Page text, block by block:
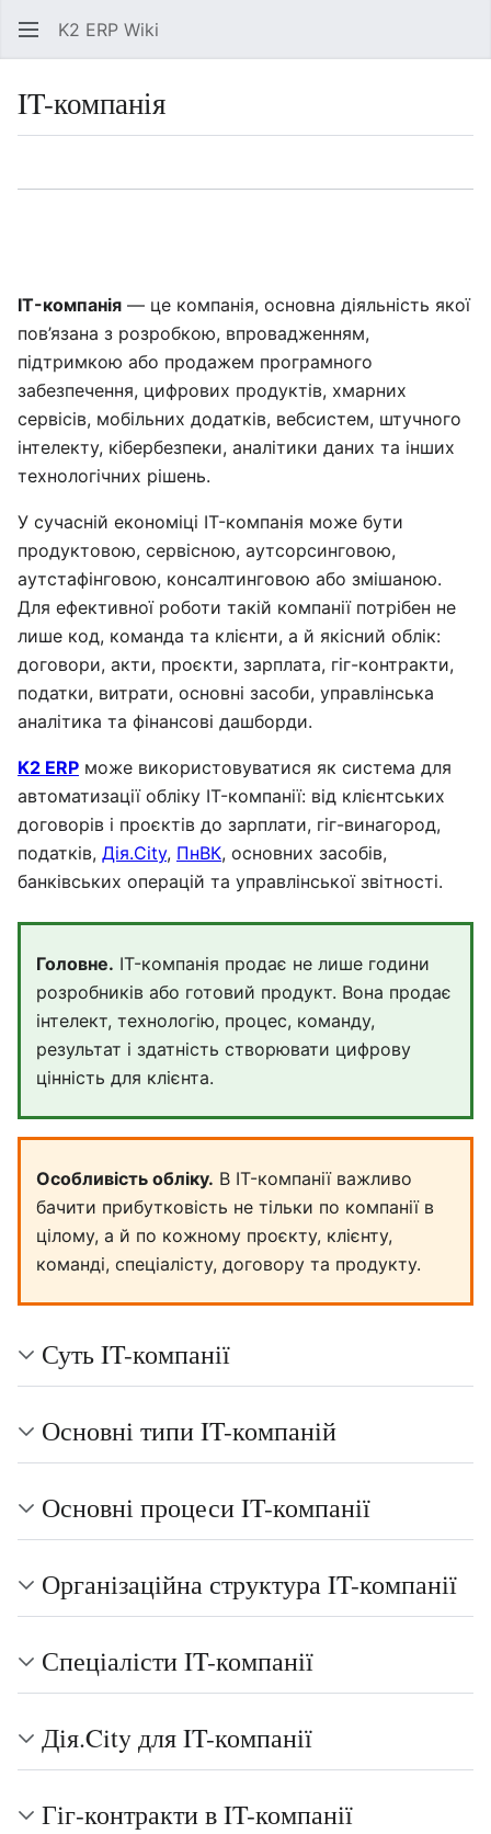
K2 ERP Wiki
IT-компанія
IT-компанія — це компанія, основна діяльність якої
пов’язана з розробкою, впровадженням,
підтримкою або продажем програмного
забезпечення, цифрових продуктів, хмарних
сервісів, мобільних додатків, вебсистем, штучного
інтелекту, кібербезпеки, аналітики даних та інших
технологічних рішень.
У сучасній економіці IT-компанія може бути
продуктовою, сервісною, аутсорсинговою,
аутстафінговою, консалтинговою або змішаною.
Для ефективної роботи такій компанії потрібен не
лише код, команда та клієнти, а й якісний облік:
договори, акти, проєкти, зарплата, гіг-контракти,
податки, витрати, основні засоби, управлінська
аналітика та фінансові дашборди.
K2 ERP може використовуватися як система для
автоматизації обліку IT-компанії: від клієнтських
договорів і проєктів до зарплати, гіг-винагород,
податків, Дія.City, ПнВК, основних засобів,
банківських операцій та управлінської звітності.
Головне. IT-компанія продає не лише години
розробників або готовий продукт. Вона продає
інтелект, технологію, процес, команду,
результат і здатність створювати цифрову
цінність для клієнта.
Особливість обліку. В IT-компанії важливо
бачити прибутковість не тільки по компанії в
цілому, а й по кожному проєкту, клієнту,
команді, спеціалісту, договору та продукту.
Суть IT-компанії
Основні типи IT-компаній
Основні процеси IT-компанії
Організаційна структура IT-компанії
Спеціалісти IT-компанії
Дія.City для IT-компанії
Гіг-контракти в IT-компанії